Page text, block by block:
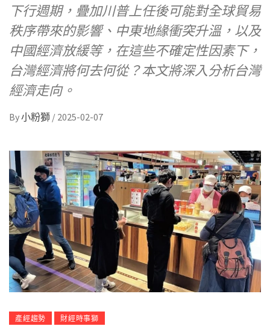
下行週期，疊加川普上任後可能對全球貿易
秩序帶來的影響、中東地緣衝突升溫，以及
中國經濟放緩等，在這些不確定性因素下，
台灣經濟將何去何從？本文將深入分析台灣
經濟走向。
By小粉獅 / 2025-02-07
產經趨勢 財經時事獅